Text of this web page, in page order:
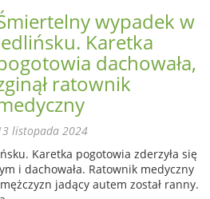
wypadek w
Karetka
dachowała,
ratownik
listopada 2024
Karetka pogotowia zderzyła się
i dachowała. Ratownik medyczny
jadący autem został ranny.